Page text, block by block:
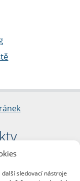
sledovací nástroje
2